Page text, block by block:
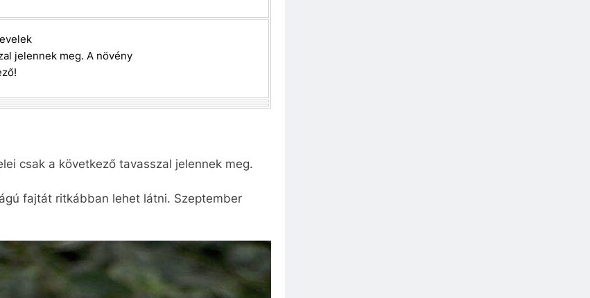
jelennek meg. A növény
csak a következő tavasszal jelennek meg.
fajtát ritkábban lehet látni. Szeptember